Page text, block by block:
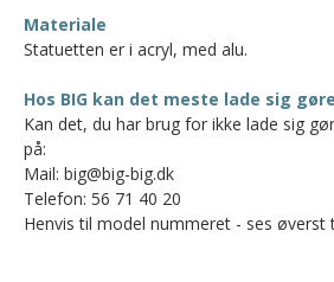
Materiale
Statuetten er i acryl, med alu.
Hos BIG kan det meste lade sig gøre
Kan det, du har brug for ikke lade sig
på:
Mail: big@big-big.dk
Telefon: 56 71 40 20
Henvis til model nummeret - ses øverst